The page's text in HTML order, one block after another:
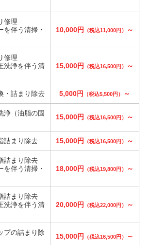
修理
を伴う清掃・
10,000円 （税込11,000円） ～
修理
洗浄を伴う清
15,000円 （税込16,500円） ～
・詰まり除去 5,000円 （税込5,500円） ～
浄（油脂の固
15,000円 （税込16,500円） ～
詰まり除去 15,000円 （税込16,500円） ～
詰まり除去
を伴う清掃・
18,000円 （税込19,800円） ～
詰まり除去
洗浄を伴う清
20,000円 （税込22,000円） ～
プの詰まり除
15,000円 （税込16,500円） ～